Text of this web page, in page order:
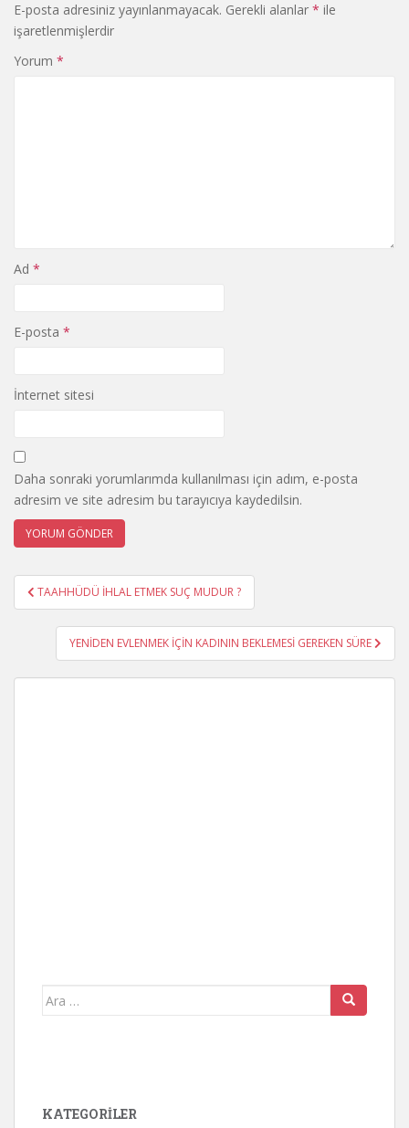
E-posta adresiniz yayınlanmayacak. Gerekli alanlar * ile
işaretlenmişlerdir
Yorum *
Ad *
E-posta *
İnternet sitesi
Daha sonraki yorumlarımda kullanılması için adım, e-posta
adresim ve site adresim bu tarayıcıya kaydedilsin.
Yazı
gezinmesi
TAAHHÜDÜ İHLAL ETMEK SUÇ MUDUR ?
YENİDEN EVLENMEK İÇİN KADININ BEKLEMESİ GEREKEN SÜRE
Arama
KATEGORİLER